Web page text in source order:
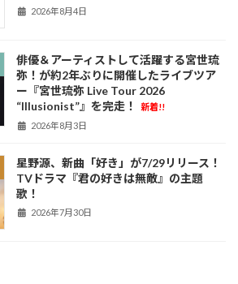
2026年8月4日
俳優＆アーティストして活躍する宮世琉
弥！が約2年ぶりに開催したライブツア
ー『宮世琉弥 Live Tour 2026
“Illusionist”』を完走！
新着!!
2026年8月3日
星野源、新曲「好き」が7/29リリース！
TVドラマ『君の好きは無敵』の主題
歌！
2026年7月30日